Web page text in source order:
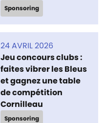
Sponsoring
24 AVRIL 2026
Jeu concours clubs :
faites vibrer les Bleus
et gagnez une table
de compétition
Cornilleau
Sponsoring